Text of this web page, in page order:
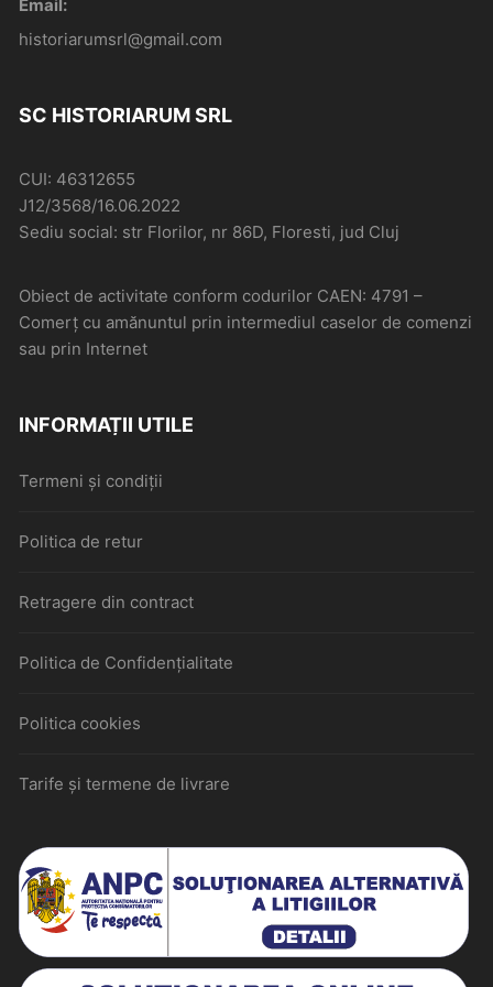
Email:
historiarumsrl@gmail.com
SC HISTORIARUM SRL
CUI: 46312655
J12/3568/16.06.2022
Sediu social: str Florilor, nr 86D, Floresti, jud Cluj
Obiect de activitate conform codurilor CAEN: 4791 –
Comerţ cu amănuntul prin intermediul caselor de comenzi
sau prin Internet
INFORMAȚII UTILE
Termeni și condiții
Politica de retur
Retragere din contract
Politica de Confidențialitate
Politica cookies
Tarife și termene de livrare